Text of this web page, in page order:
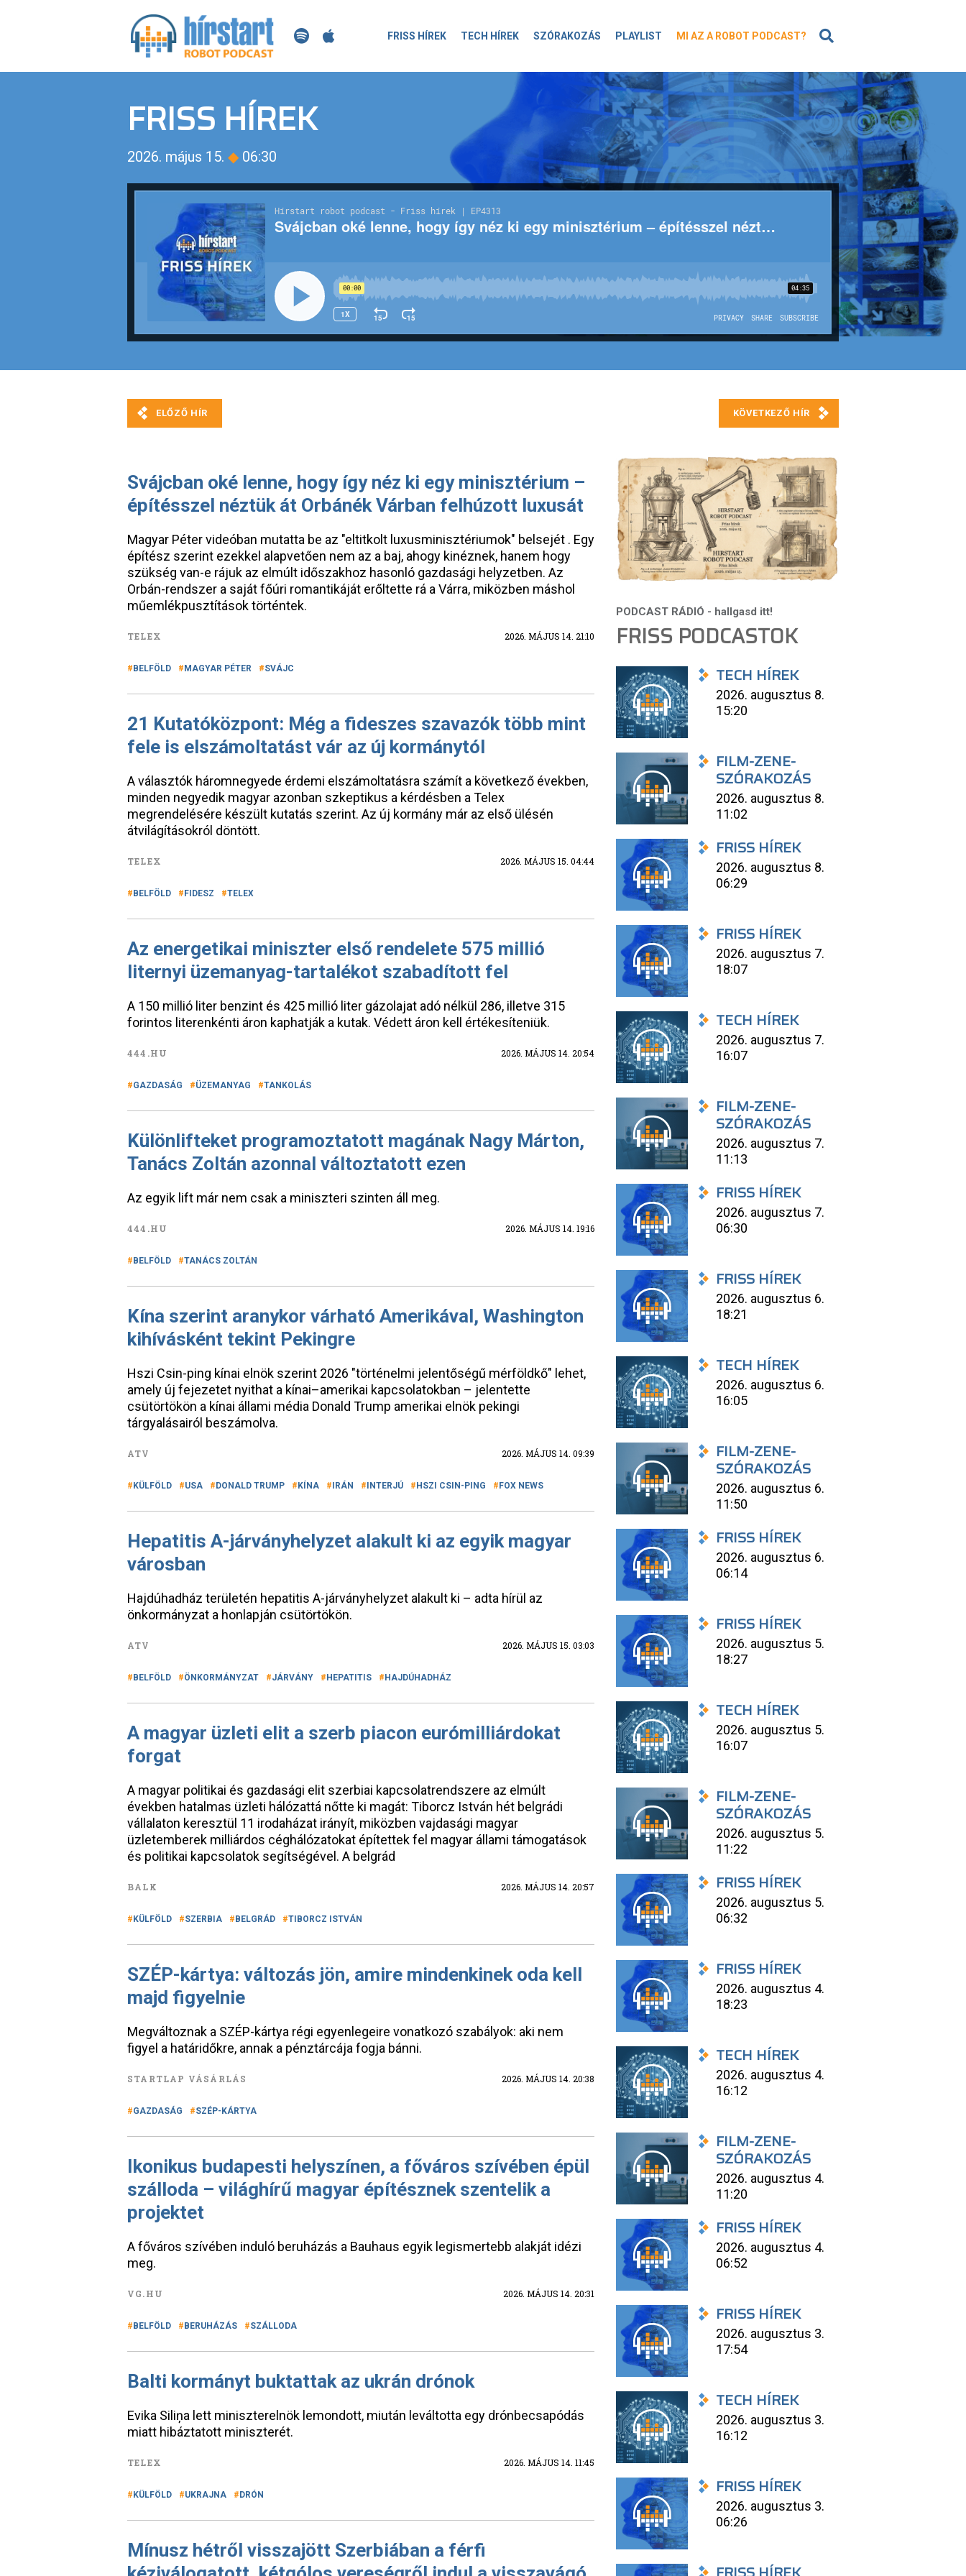
FRISS HÍREK TECH HÍREK SZÓRAKOZÁS PLAYLIST MI AZ A ROBOT PODCAST?
FRISS HÍREK
2026. május 15. ◆ 06:30
Svájcban oké lenne, hogy így néz ki egy minisztérium –
építésszel néztük át Orbánék Várban felhúzott luxusát
Magyar Péter videóban mutatta be az "eltitkolt luxusminisztériumok" belsejét . Egy
építész szerint ezekkel alapvetően nem az a baj, ahogy kinéznek, hanem hogy
szükség van-e rájuk az elmúlt időszakhoz hasonló gazdasági helyzetben. Az
Orbán-rendszer a saját főúri romantikáját erőltette rá a Várra, miközben máshol
műemlékpusztítások történtek.
TELEX 2026. MÁJUS 14. 21:10
BELFÖLD MAGYAR PÉTER SVÁJC
21 Kutatóközpont: Még a fideszes szavazók több mint
fele is elszámoltatást vár az új kormánytól
A választók háromnegyede érdemi elszámoltatásra számít a következő években,
minden negyedik magyar azonban szkeptikus a kérdésben a Telex
megrendelésére készült kutatás szerint. Az új kormány már az első ülésén
átvilágításokról döntött.
TELEX 2026. MÁJUS 15. 04:44
BELFÖLD FIDESZ TELEX
Az energetikai miniszter első rendelete 575 millió
liternyi üzemanyag-tartalékot szabadított fel
A 150 millió liter benzint és 425 millió liter gázolajat adó nélkül 286, illetve 315
forintos literenkénti áron kaphatják a kutak. Védett áron kell értékesíteniük.
444.HU 2026. MÁJUS 14. 20:54
GAZDASÁG ÜZEMANYAG TANKOLÁS
Különlifteket programoztatott magának Nagy Márton,
Tanács Zoltán azonnal változtatott ezen
Az egyik lift már nem csak a miniszteri szinten áll meg.
444.HU 2026. MÁJUS 14. 19:16
BELFÖLD TANÁCS ZOLTÁN
Kína szerint aranykor várható Amerikával, Washington
kihívásként tekint Pekingre
Hszi Csin-ping kínai elnök szerint 2026 "történelmi jelentőségű mérföldkő" lehet,
amely új fejezetet nyithat a kínai–amerikai kapcsolatokban – jelentette
csütörtökön a kínai állami média Donald Trump amerikai elnök pekingi
tárgyalásairól beszámolva.
ATV 2026. MÁJUS 14. 09:39
KÜLFÖLD USA DONALD TRUMP KÍNA IRÁN INTERJÚ HSZI CSIN-PING FOX NEWS
Hepatitis A-járványhelyzet alakult ki az egyik magyar
városban
Hajdúhadház területén hepatitis A-járványhelyzet alakult ki – adta hírül az
önkormányzat a honlapján csütörtökön.
ATV 2026. MÁJUS 15. 03:03
BELFÖLD ÖNKORMÁNYZAT JÁRVÁNY HEPATITIS HAJDÚHADHÁZ
A magyar üzleti elit a szerb piacon eurómilliárdokat
forgat
A magyar politikai és gazdasági elit szerbiai kapcsolatrendszere az elmúlt
években hatalmas üzleti hálózattá nőtte ki magát: Tiborcz István hét belgrádi
vállalaton keresztül 11 irodaházat irányít, miközben vajdasági magyar
üzletemberek milliárdos céghálózatokat építettek fel magyar állami támogatások
és politikai kapcsolatok segítségével. A belgrád
BALK 2026. MÁJUS 14. 20:57
KÜLFÖLD SZERBIA BELGRÁD TIBORCZ ISTVÁN
SZÉP-kártya: változás jön, amire mindenkinek oda kell
majd figyelnie
Megváltoznak a SZÉP-kártya régi egyenlegeire vonatkozó szabályok: aki nem
figyel a határidőkre, annak a pénztárcája fogja bánni.
STARTLAP VÁSÁRLÁS 2026. MÁJUS 14. 20:38
GAZDASÁG SZÉP-KÁRTYA
Ikonikus budapesti helyszínen, a főváros szívében épül
szálloda – világhírű magyar építésznek szentelik a
projektet
A főváros szívében induló beruházás a Bauhaus egyik legismertebb alakját idézi
meg.
VG.HU 2026. MÁJUS 14. 20:31
BELFÖLD BERUHÁZÁS SZÁLLODA
Balti kormányt buktattak az ukrán drónok
Evika Siliņa lett miniszterelnök lemondott, miután leváltotta egy drónbecsapódás
miatt hibáztatott miniszterét.
TELEX 2026. MÁJUS 14. 11:45
KÜLFÖLD UKRAJNA DRÓN
Mínusz hétről visszajött Szerbiában a férfi
FRISS PODCASTOK
TECH HÍREK
2026. augusztus 8.
15:20
FILM-ZENE-
SZÓRAKOZÁS
2026. augusztus 8.
11:02
FRISS HÍREK
2026. augusztus 8.
06:29
FRISS HÍREK
2026. augusztus 7.
18:07
TECH HÍREK
2026. augusztus 7.
16:07
FILM-ZENE-
SZÓRAKOZÁS
2026. augusztus 7.
11:13
FRISS HÍREK
2026. augusztus 7.
06:30
FRISS HÍREK
2026. augusztus 6.
18:21
TECH HÍREK
2026. augusztus 6.
16:05
FILM-ZENE-
SZÓRAKOZÁS
2026. augusztus 6.
11:50
FRISS HÍREK
2026. augusztus 6.
06:14
FRISS HÍREK
2026. augusztus 5.
18:27
TECH HÍREK
2026. augusztus 5.
16:07
FILM-ZENE-
SZÓRAKOZÁS
2026. augusztus 5.
11:22
FRISS HÍREK
2026. augusztus 5.
06:32
FRISS HÍREK
2026. augusztus 4.
18:23
TECH HÍREK
2026. augusztus 4.
16:12
FILM-ZENE-
SZÓRAKOZÁS
2026. augusztus 4.
11:20
FRISS HÍREK
2026. augusztus 4.
06:52
FRISS HÍREK
2026. augusztus 3.
17:54
TECH HÍREK
2026. augusztus 3.
16:12
FRISS HÍREK
2026. augusztus 3.
06:26